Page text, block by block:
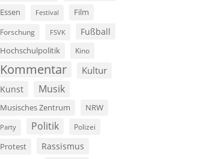
Essen Festival Film
Forschung FSVK Fußball
Hochschulpolitik Kino
Kommentar Kultur
Kunst Musik
Musisches Zentrum NRW
Party Politik Polizei
Protest Rassismus